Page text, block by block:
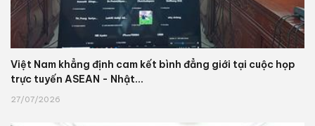
Việt Nam khẳng định cam kết bình đẳng giới tại cuộc họp
trực tuyến ASEAN - Nhật...
27/07/2026